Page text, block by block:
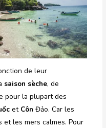
de leur
saison sèche, de
pour la plupart des
et CônĐảo. Car les
les mers calmes. Pour